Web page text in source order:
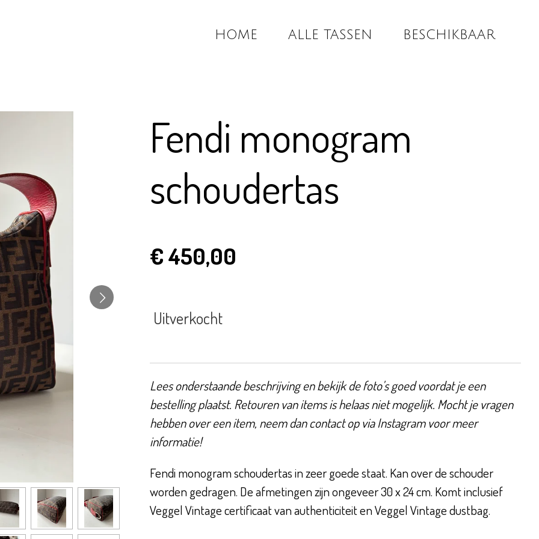
HOME ALLE TASSEN BESCHIKBAAR
Fendi monogram
schoudertas
€ 450,00
Uitverkocht
Lees onderstaande beschrijving en bekijk de foto's goed voordat je een
bestelling plaatst. Retouren van items is helaas niet mogelijk. Mocht je vragen
hebben over een item, neem dan contact op via Instagram voor meer
informatie!
Fendi monogram schoudertas in zeer goede staat. Kan over de schouder
worden gedragen. De afmetingen zijn ongeveer 30 x 24 cm. Komt inclusief
Veggel Vintage certificaat van authenticiteit en Veggel Vintage dustbag.